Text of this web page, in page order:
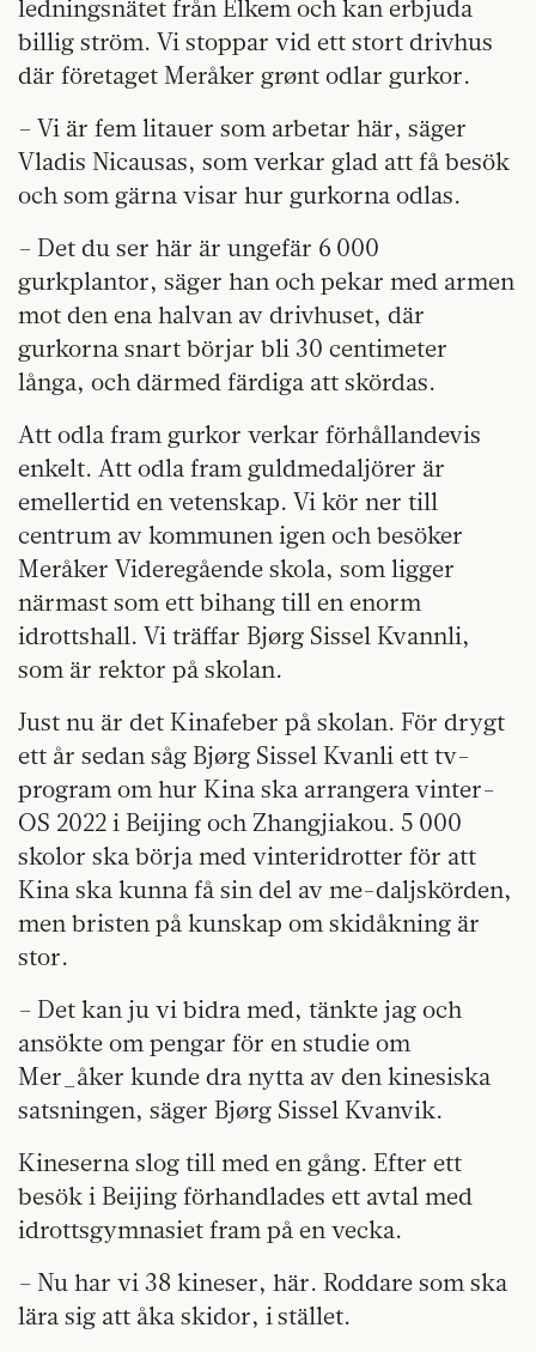
ledningsnätet från Elkem och kan erbjuda
billig ström. Vi stoppar vid ett stort drivhus
där företaget Meråker grønt odlar gurkor.
– Vi är fem litauer som arbetar här, säger
Vladis Nicausas, som verkar glad att få besök
och som gärna visar hur gurkorna odlas.
– Det du ser här är ungefär 6 000
gurkplantor, säger han och pekar med armen
mot den ena halvan av drivhuset, där
gurkorna snart börjar bli 30 centimeter
långa, och därmed färdiga att skördas.
Att odla fram gurkor verkar förhållandevis
enkelt. Att odla fram guldmedaljörer är
emellertid en vetenskap. Vi kör ner till
centrum av kommunen igen och besöker
Meråker Videregående skola, som ligger
närmast som ett bihang till en enorm
idrottshall. Vi träffar Bjørg Sissel Kvannli,
som är rektor på skolan.
Just nu är det Kinafeber på skolan. För drygt
ett år sedan såg Bjørg Sissel Kvanli ett tv-
program om hur Kina ska arrangera vinter-
OS 2022 i Beijing och Zhangjiakou. 5 000
skolor ska börja med vinteridrotter för att
Kina ska kunna få sin del av me-daljskörden,
men bristen på kunskap om skidåkning är
stor.
– Det kan ju vi bidra med, tänkte jag och
ansökte om pengar för en studie om
Mer_åker kunde dra nytta av den kinesiska
satsningen, säger Bjørg Sissel Kvanvik.
Kineserna slog till med en gång. Efter ett
besök i Beijing förhandlades ett avtal med
idrottsgymnasiet fram på en vecka.
– Nu har vi 38 kineser, här. Roddare som ska
lära sig att åka skidor, i stället.